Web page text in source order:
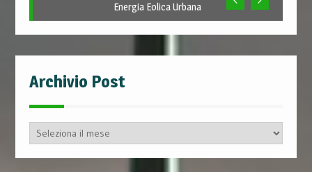
Energia Eolica Urbana
Archivio Post
Archivio